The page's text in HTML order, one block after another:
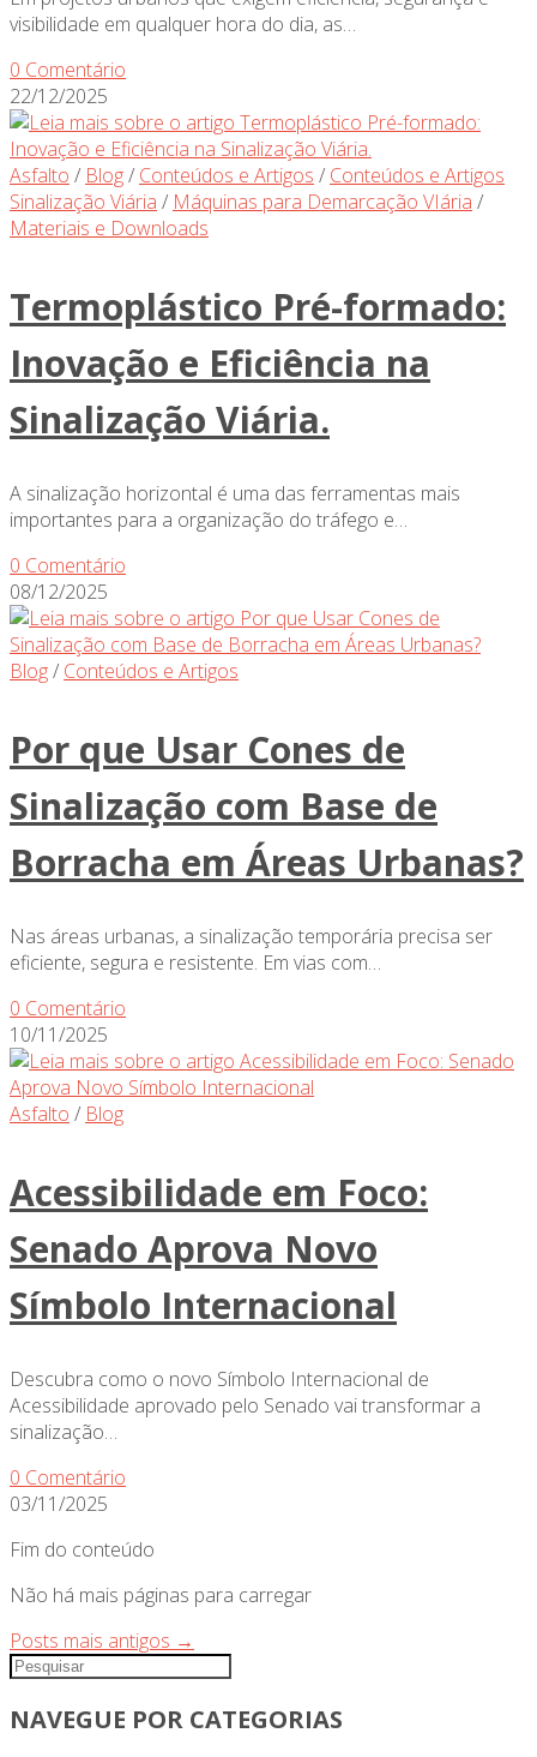
visibilidade em qualquer hora do dia, as…
0 Comentário
22/12/2025
Asfalto / Blog/ Conteúdos e Artigos / Conteúdos e Artigos
Sinalização Viária / Máquinas para Demarcação VIária /
Materiais e Downloads
Termoplástico Pré-formado:
Inovação e Eficiência na
Sinalização Viária.
A sinalização horizontal é uma das ferramentas mais
importantes para a organização do tráfego e…
0 Comentário
08/12/2025
Blog/ Conteúdos e Artigos
Por que Usar Cones de
Sinalização com Base de
Borracha em Áreas Urbanas?
Nas áreas urbanas, a sinalização temporária precisa ser
eficiente, segura e resistente. Em vias com…
0 Comentário
10/11/2025
Asfalto / Blog
Acessibilidade em Foco:
Senado Aprova Novo
Símbolo Internacional
Descubra como o novo Símbolo Internacional de
Acessibilidade aprovado pelo Senado vai transformar a
sinalização…
0 Comentário
03/11/2025
Fim do conteúdo
Não há mais páginas para carregar
Posts mais antigos →
NAVEGUE POR CATEGORIAS